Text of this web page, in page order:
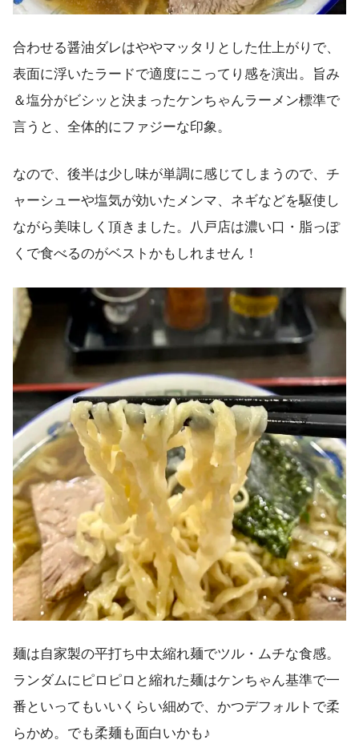
合わせる醤油ダレはややマッタリとした仕上がりで、
表面に浮いたラードで適度にこってり感を演出。旨み
＆塩分がビシッと決まったケンちゃんラーメン標準で
言うと、全体的にファジーな印象。
なので、後半は少し味が単調に感じてしまうので、チ
ャーシューや塩気が効いたメンマ、ネギなどを駆使し
ながら美味しく頂きました。八戸店は濃い口・脂っぽ
くで食べるのがベストかもしれません！
麺は自家製の平打ち中太縮れ麺でツル・ムチな食感。
ランダムにピロピロと縮れた麺はケンちゃん基準で一
番といってもいいくらい細めで、かつデフォルトで柔
らかめ。でも柔麺も面白いかも♪